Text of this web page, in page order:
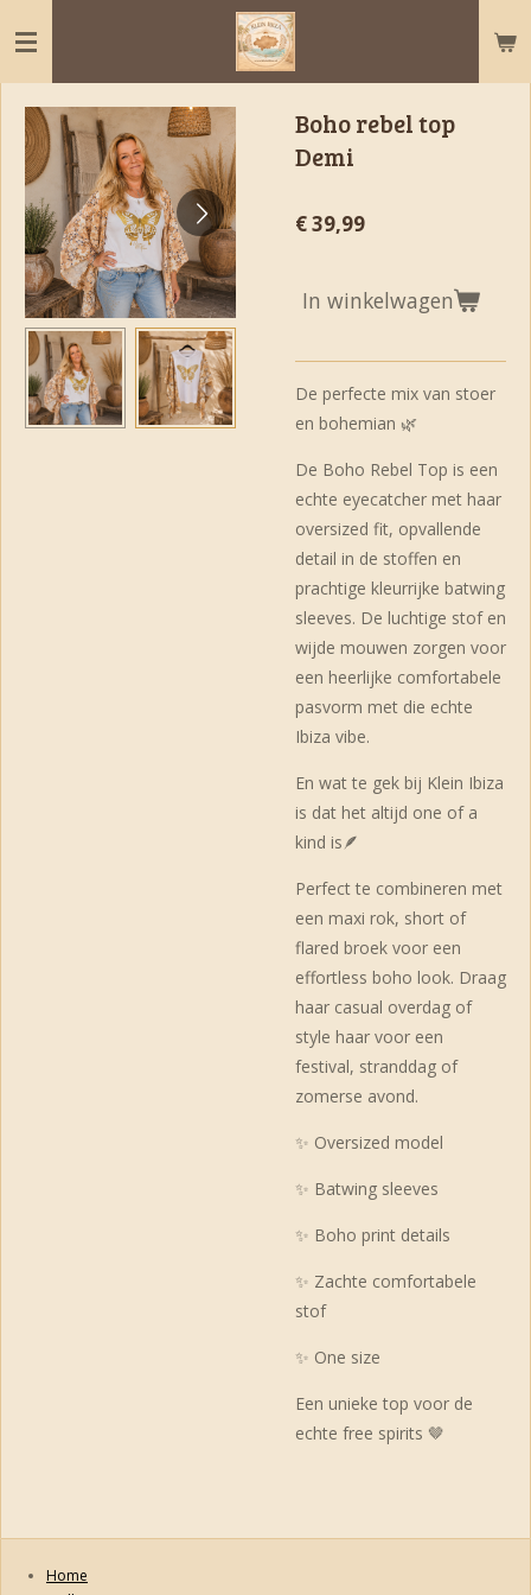
direct
naar
de
hoofdinhoud
Boho rebel top
Demi
€ 39,99
In winkelwagen
De perfecte mix van stoer
en bohemian 🌿
De Boho Rebel Top is een
echte eyecatcher met haar
oversized fit, opvallende
detail in de stoffen en
prachtige kleurrijke batwing
sleeves. De luchtige stof en
wijde mouwen zorgen voor
een heerlijke comfortabele
pasvorm met die echte
Ibiza vibe.
En wat te gek bij Klein Ibiza
is dat het altijd one of a
kind is🪶
Perfect te combineren met
een maxi rok, short of
flared broek voor een
effortless boho look. Draag
haar casual overdag of
style haar voor een
festival, stranddag of
zomerse avond.
✨ Oversized model
✨ Batwing sleeves
✨ Boho print details
✨ Zachte comfortabele
stof
✨ One size
Een unieke top voor de
echte free spirits 🤎
Home